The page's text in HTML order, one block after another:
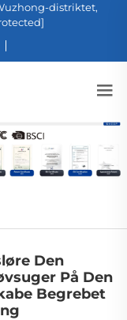
distriktet,
Den
På Den
Begrebet